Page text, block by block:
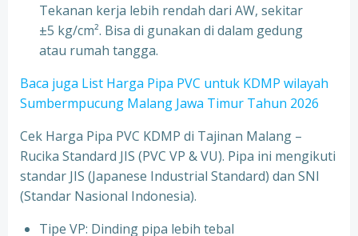
Tekanan kerja lebih rendah dari AW, sekitar
±5 kg/cm². Bisa di gunakan di dalam gedung
atau rumah tangga.
Baca juga List Harga Pipa PVC untuk KDMP wilayah
Sumbermpucung Malang Jawa Timur Tahun 2026
Cek Harga Pipa PVC KDMP di Tajinan Malang –
Rucika Standard JIS (PVC VP & VU). Pipa ini mengikuti
standar JIS (Japanese Industrial Standard) dan SNI
(Standar Nasional Indonesia).
Tipe VP: Dinding pipa lebih tebal